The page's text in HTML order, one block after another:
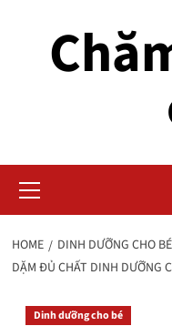
Menu
HOME DINH DƯỠNG CHO BÉ
DẶM ĐỦ CHẤT DINH DƯỠNG
Dinh dưỡng cho bé